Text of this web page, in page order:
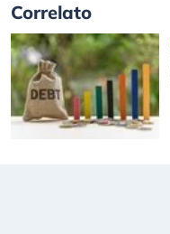
Correlato